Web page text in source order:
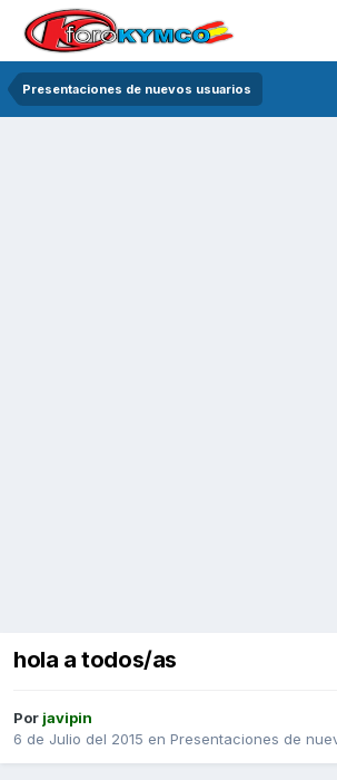
Presentaciones de nuevos usuarios
hola a todos/as
Por javipin
6 de Julio del 2015 en Presentaciones de